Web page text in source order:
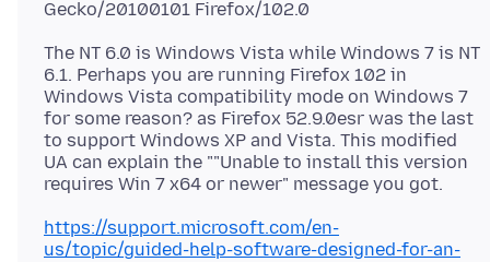
The NT 6.0 is Windows Vista while Windows 7 is NT
6.1. Perhaps you are running Firefox 102 in
Windows Vista compatibility mode on Windows 7
for some reason? as Firefox 52.9.0esr was the last
to support Windows XP and Vista. This modified
UA can explain the ""Unable to install this version
https://support.microsoft.com/en-
us/topic/guided-help-software-designed-for-an-